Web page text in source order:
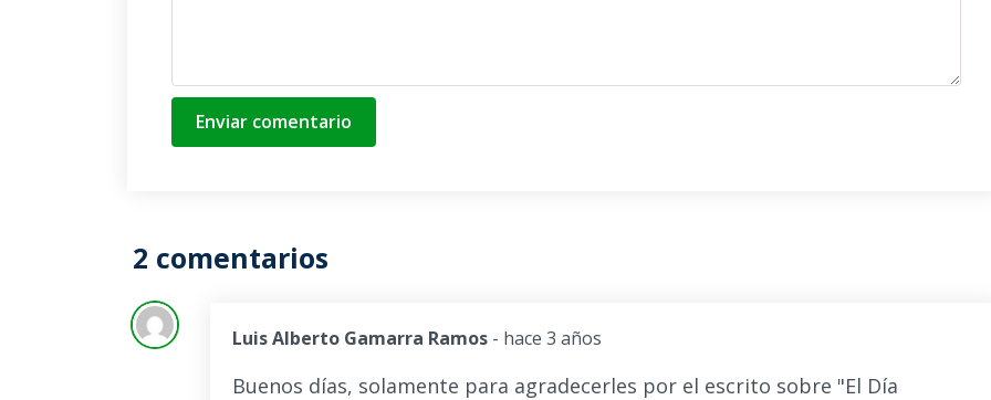
Enviar comentario
2 comentarios
Luis Alberto Gamarra Ramos - hace 3 años
Buenos días, solamente para agradecerles por el escrito sobre "El Día